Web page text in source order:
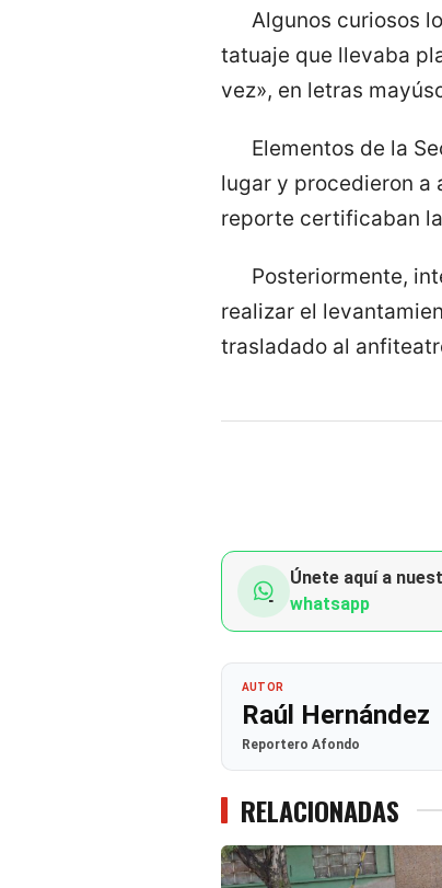
Algunos curiosos
tatuaje que llevaba
vez», en letras
Elementos de la
lugar y procedieron a
reporte certificaban
Posteriormente,
realizar el
trasladado al
Únete aquí a
whatsapp
AUTOR
Raúl Hernández
Reportero Afondo
RELACIONADAS